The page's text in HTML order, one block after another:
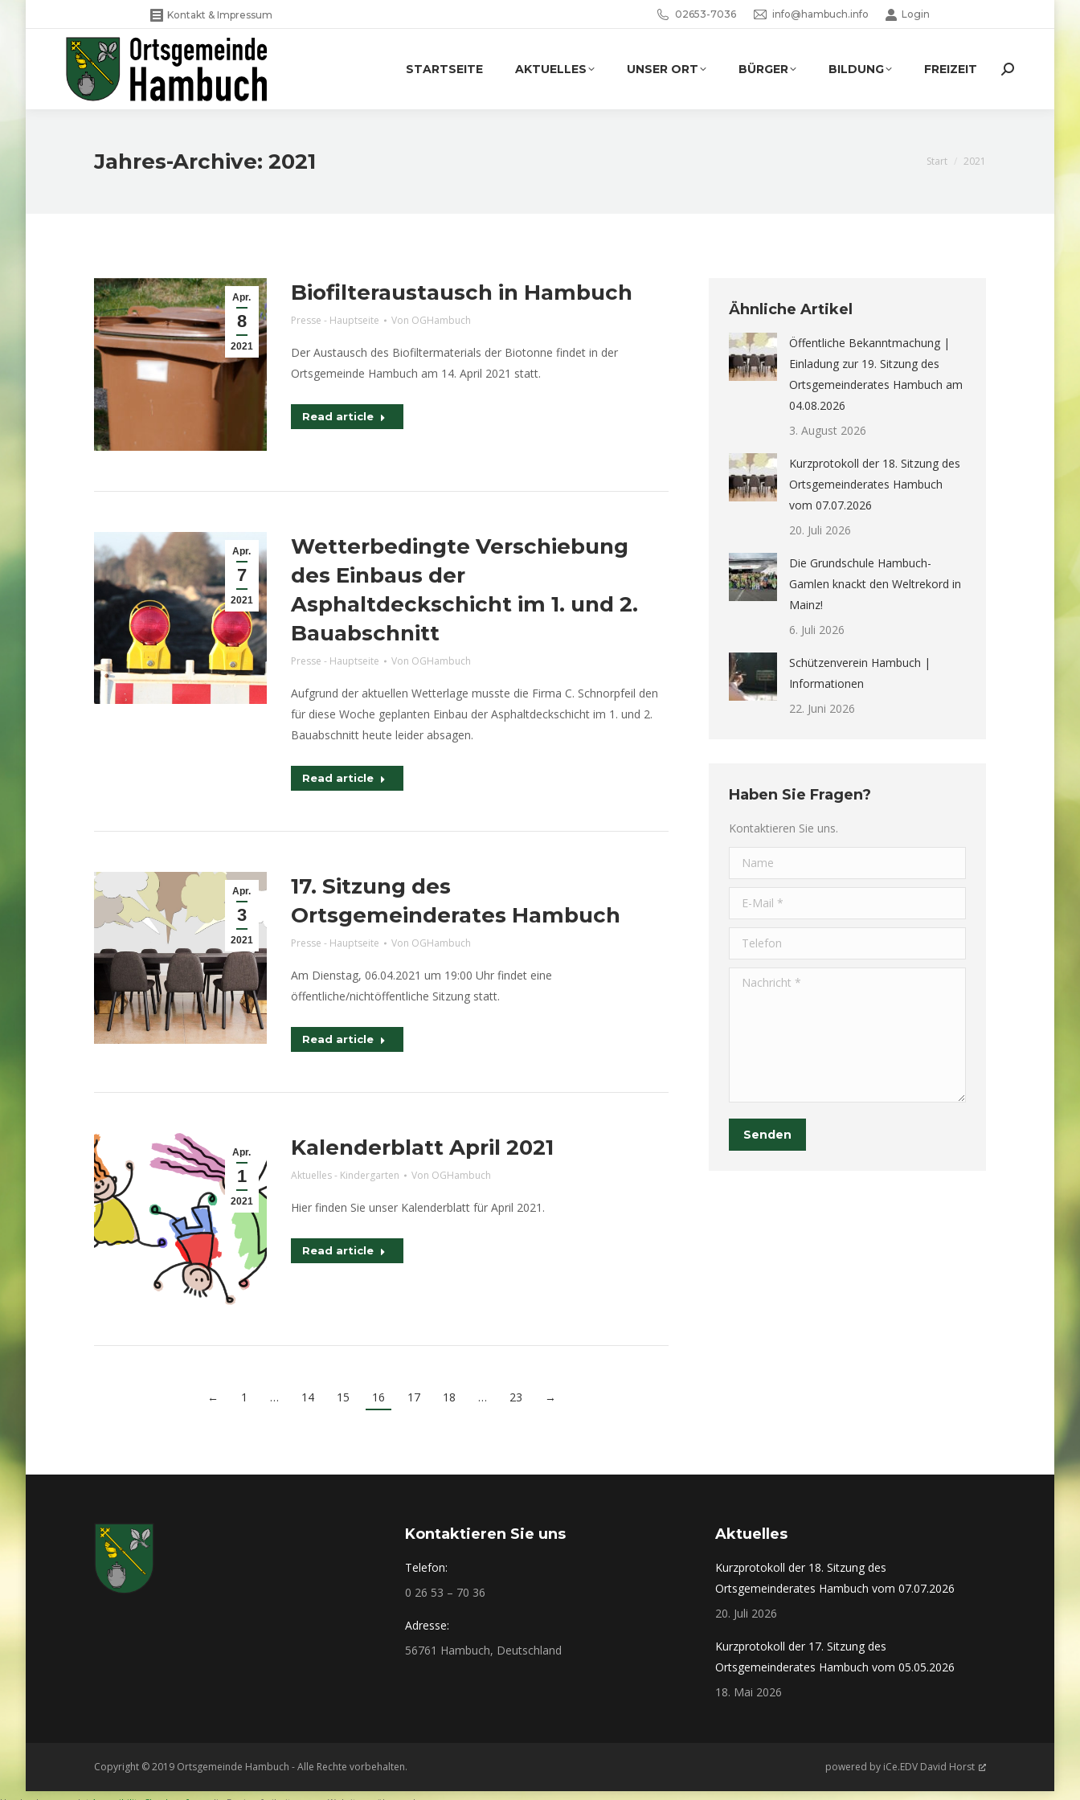
Kontakt & Impressum 02653-7036 info@hambuch.info Login
STARTSEITE AKTUELLES UNSER ORT BÜRGER BILDUNG FREIZEIT Search:
Jahres-Archive: 2021 Sie befinden sich hier:
Start 2021
Apr.
8
2021
Biofilteraustausch in Hambuch
Presse - Hauptseite Von OGHambuch
Der Austausch des Biofiltermaterials der Biotonne findet in der
Ortsgemeinde Hambuch am 14. April 2021 statt.
Read article
Apr.
7
2021
Wetterbedingte Verschiebung
des Einbaus der
Asphaltdeckschicht im 1. und 2.
Bauabschnitt
Presse - Hauptseite Von OGHambuch
Aufgrund der aktuellen Wetterlage musste die Firma C. Schnorpfeil den
für diese Woche geplanten Einbau der Asphaltdeckschicht im 1. und 2.
Bauabschnitt heute leider absagen.
Read article
Apr.
3
2021
17. Sitzung des
Ortsgemeinderates Hambuch
Presse - Hauptseite Von OGHambuch
Am Dienstag, 06.04.2021 um 19:00 Uhr findet eine
öffentliche/nichtöffentliche Sitzung statt.
Read article
Apr.
1
2021
Kalenderblatt April 2021
Aktuelles - Kindergarten Von OGHambuch
Hier finden Sie unser Kalenderblatt für April 2021.
Read article
← 1 … 14 15 16 17 18 … 23 →
Ähnliche Artikel
Öffentliche Bekanntmachung |
Einladung zur 19. Sitzung des
Ortsgemeinderates Hambuch am
04.08.2026
3. August 2026
Kurzprotokoll der 18. Sitzung des
Ortsgemeinderates Hambuch
vom 07.07.2026
20. Juli 2026
Die Grundschule Hambuch-
Gamlen knackt den Weltrekord in
Mainz!
6. Juli 2026
Schützenverein Hambuch |
Informationen
22. Juni 2026
Haben Sie Fragen?
Kontaktieren Sie uns.
Name
E-Mail *
Telefon
Nachricht *
Senden
Kontaktieren Sie uns
Telefon:
0 26 53 – 70 36
Adresse:
56761 Hambuch, Deutschland
Aktuelles
Kurzprotokoll der 18. Sitzung des
Ortsgemeinderates Hambuch vom 07.07.2026
20. Juli 2026
Kurzprotokoll der 17. Sitzung des
Ortsgemeinderates Hambuch vom 05.05.2026
18. Mai 2026
Copyright © 2019 Ortsgemeinde Hambuch - Alle Rechte vorbehalten. powered by iCe.EDV David Horst